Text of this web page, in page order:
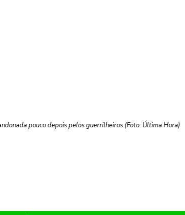
pouco depois pelos guerrilheiros.(Foto: Última Hora)